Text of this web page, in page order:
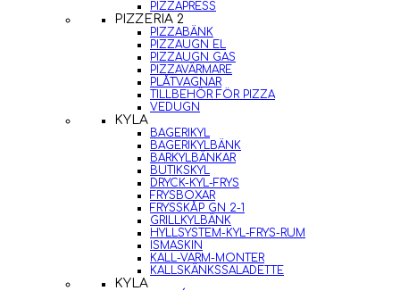
PIZZAPRESS
PIZZERIA 2
PIZZABÄNK
PIZZAUGN EL
PIZZAUGN GAS
PIZZAVÄRMARE
PLÅTVAGNAR
TILLBEHÖR FÖR PIZZA
VEDUGN
KYLA
BAGERIKYL
BAGERIKYLBÄNK
BARKYLBÄNKAR
BUTIKSKYL
DRYCK-KYL-FRYS
FRYSBOXAR
FRYSSKÅP GN 2-1
GRILLKYLBÄNK
HYLLSYSTEM-KYL-FRYS-RUM
ISMASKIN
KALL-VARM-MONTER
KALLSKÄNKSSALADETTE
KYLA